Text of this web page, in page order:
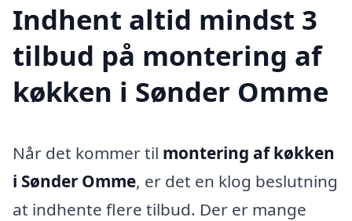
Indhent altid mindst 3
tilbud på montering af
køkken i Sønder Omme
Når det kommer til montering af køkken
i Sønder Omme, er det en klog beslutning
at indhente flere tilbud. Der er mange